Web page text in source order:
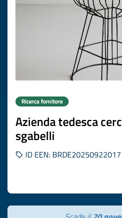
Ricerca fornitore
Azienda tedesca
sgabelli
ID EEN: BRDE20250922017